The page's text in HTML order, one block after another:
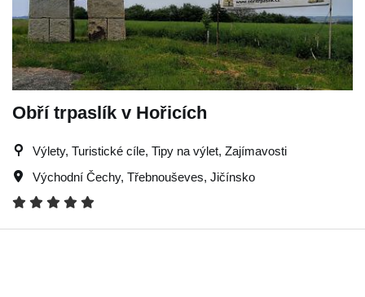
Obří trpaslík v Hořicích
Výlety, Turistické cíle, Tipy na výlet, Zajímavosti
Východní Čechy, Třebnouševes, Jičínsko